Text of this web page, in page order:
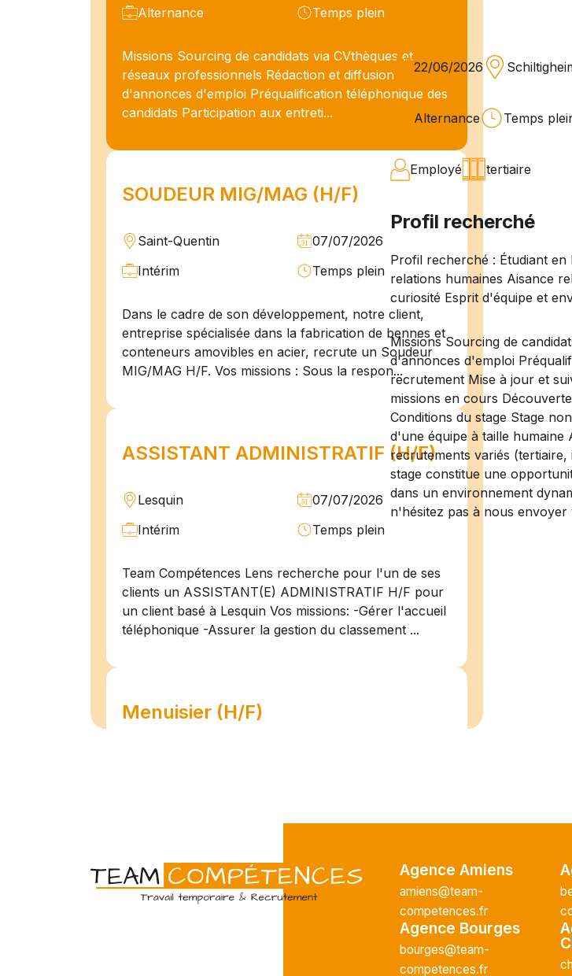
Alternance
Temps plein
Missions Sourcing de candidats via CVthèques et
réseaux professionnels Rédaction et diffusion
d'annonces d'emploi Préqualification téléphonique des
candidats Participation aux entreti...
SOUDEUR MIG/MAG (H/F)
Saint-Quentin
07/07/2026
Intérim
Temps plein
Dans le cadre de son développement, notre client,
entreprise spécialisée dans la fabrication de bennes et
conteneurs amovibles en acier, recrute un Soudeur
MIG/MAG H/F. Vos missions : Sous la respon...
ASSISTANT ADMINISTRATIF (H/F)
Lesquin
07/07/2026
Intérim
Temps plein
Team Compétences Lens recherche pour l'un de ses
clients un ASSISTANT(E) ADMINISTRATIF H/F pour
un client basé à Lesquin Vos missions: -Gérer l'accueil
téléphonique -Assurer la gestion du classement ...
Menuisier (H/F)
vue d'une mission longue en intérim. Vous intégrerez
une équipe déjà en place dans une structure majeur...
Technicien de maintenance H/F
22/06/2026
Alternance Temps
Employé tertiaire
Profil recherché
Profil recherché : Étudiant
relations humaines Aisance
curiosité Esprit d'équipe et
Missions Sourcing de
d'annonces d'emploi
recrutement Mise à jour et
missions en cours
Conditions du stage Stage
d'une équipe à taille
recrutements variés (tertiaire,
stage constitue une
dans un environnement
n'hésitez pas à nous
Agence Amiens
amiens@team-
competences.fr
Agence Bourges
bourges@team-
competences.fr